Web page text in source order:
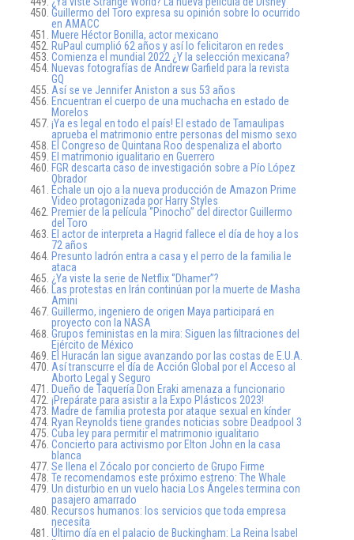
Guillermo del Toro expresa su opinión sobre lo ocurrido
en AMACC
Muere Héctor Bonilla, actor mexicano
RuPaul cumplió 62 años y así lo felicitaron en redes
Comienza el mundial 2022 ¿Y la selección mexicana?
Nuevas fotografías de Andrew Garfield para la revista
GQ
Así se ve Jennifer Aniston a sus 53 años
Encuentran el cuerpo de una muchacha en estado de
Morelos
¡Ya es legal en todo el país! El estado de Tamaulipas
aprueba el matrimonio entre personas del mismo sexo
El Congreso de Quintana Roo despenaliza el aborto
El matrimonio igualitario en Guerrero
FGR descarta caso de investigación sobre a Pío López
Obrador
Échale un ojo a la nueva producción de Amazon Prime
Video protagonizada por Harry Styles
Premier de la película ‘’Pinocho’’ del director Guillermo
del Toro
El actor de interpreta a Hagrid fallece el día de hoy a los
72 años
Presunto ladrón entra a casa y el perro de la familia le
ataca
¿Ya viste la serie de Netflix ‘’Dhamer’’?
Las protestas en Irán continúan por la muerte de Masha
Amini
Guillermo, ingeniero de origen Maya participará en
proyecto con la NASA
Grupos feministas en la mira: Siguen las filtraciones del
Ejército de México
El Huracán Ian sigue avanzando por las costas de E.U.A.
Así transcurre el día de Acción Global por el Acceso al
Aborto Legal y Seguro
Dueño de Taquería Don Eraki amenaza a funcionario
¡Prepárate para asistir a la Expo Plásticos 2023!
Madre de familia protesta por ataque sexual en kínder
Ryan Reynolds tiene grandes noticias sobre Deadpool 3
Cuba ley para permitir el matrimonio igualitario
Concierto para activismo por Elton John en la casa
blanca
Se llena el Zócalo por concierto de Grupo Firme
Te recomendamos este próximo estreno: The Whale
Un disturbio en un vuelo hacia Los Ángeles termina con
pasajero amarrado
Recursos humanos: los servicios que toda empresa
necesita
Último día en el palacio de Buckingham: La Reina Isabel